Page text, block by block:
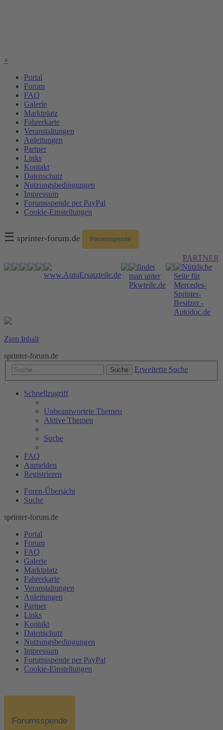
×
Portal
Forum
FAQ
Galerie
Marktplatz
Fahrerkarte
Veranstaltungen
Anleitungen
Partner
Links
Kontakt
Datenschutz
Nutzungsbedingungen
Impressum
Forumsspende per PayPal
Cookie-Einstellungen
☰ sprinter-forum.de Forumsspende
PARTNER
Zum Inhalt
sprinter-forum.de
Suche Erweiterte Suche
Schnellzugriff
Unbeantwortete Themen
Aktive Themen
Suche
FAQ
Anmelden
Registrieren
Foren-Übersicht
Suche
sprinter-forum.de
Portal
Forum
FAQ
Galerie
Marktplatz
Fahrerkarte
Veranstaltungen
Anleitungen
Partner
Links
Kontakt
Datenschutz
Nutzungsbedingungen
Impressum
Forumsspende per PayPal
Cookie-Einstellungen
Forumsspende